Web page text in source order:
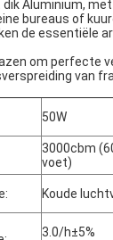
Aluminium,
bureaus of
de essentiële
om perfecte
van
50W
3000cbm
voet)
Koude
3.0/h±5%